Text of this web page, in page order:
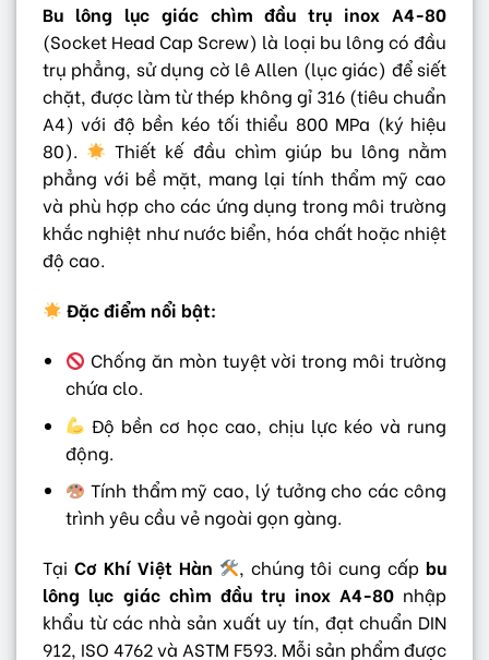
Bu lông lục giác chìm đầu trụ inox A4-80
(Socket Head Cap Screw) là loại bu lông có đầu
trụ phẳng, sử dụng cờ lê Allen (lục giác) để siết
chặt, được làm từ thép không gỉ 316 (tiêu chuẩn
A4) với độ bền kéo tối thiểu 800 MPa (ký hiệu
80).
Thiết kế đầu chìm giúp bu lông nằm
phẳng với bề mặt, mang lại tính thẩm mỹ cao
và phù hợp cho các ứng dụng trong môi trường
khắc nghiệt như nước biển, hóa chất hoặc nhiệt
độ cao.
Đặc điểm nổi bật:
Chống ăn mòn tuyệt vời trong môi trường
chứa clo.
Độ bền cơ học cao, chịu lực kéo và rung
động.
Tính thẩm mỹ cao, lý tưởng cho các công
trình yêu cầu vẻ ngoài gọn gàng.
Tại Cơ Khí Việt Hàn , chúng tôi cung cấpbu
lông lục giác chìm đầu trụ inox A4-80nhập
khẩu từ các nhà sản xuất uy tín, đạt chuẩn DIN
912, ISO 4762 và ASTM F593. Mỗi sản phẩm được